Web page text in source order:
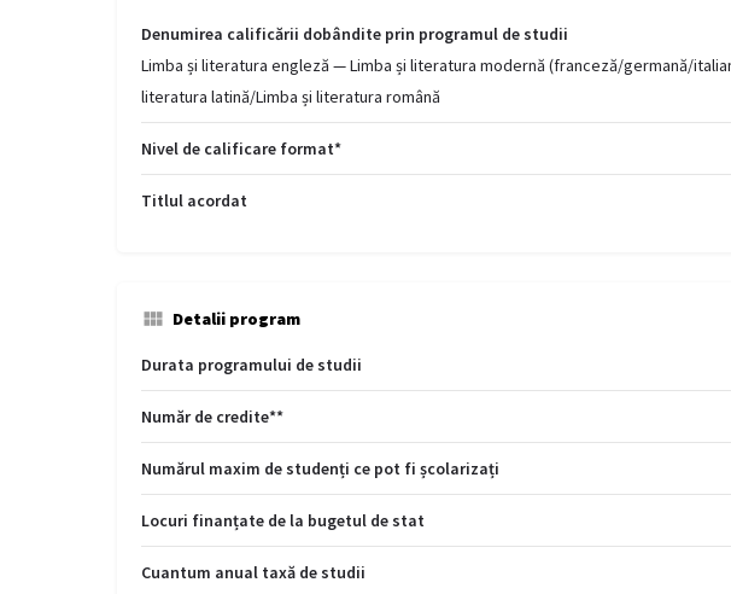
Denumirea calificării dobândite prin programul de studii
Limba și literatura engleză — Limba și literatura modernă (franceză/germană/
literatura latină/Limba și literatura română
Nivel de calificare format*
Titlul acordat
Detalii program
Durata programului de studii
Număr de credite**
Numărul maxim de studenți ce pot fi școlarizați
Locuri finanțate de la bugetul de stat
Cuantum anual taxă de studii